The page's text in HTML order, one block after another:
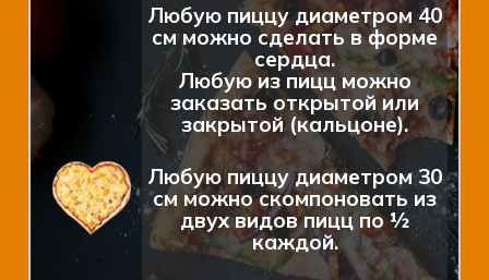
Любую пиццу диаметром 40
см можно сделать в форме
сердца.
Любую из пицц можно
заказать открытой или
закрытой (кальцоне).
Любую пиццу диаметром 30
см можно скомпоновать из
двух видов пицц по ½
каждой.